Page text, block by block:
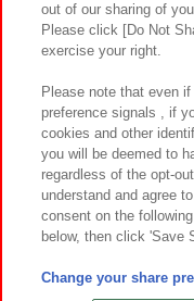
プライバシーポリシー
お取引先さまと
カスタマーハラスメント対
out of our sharing of
Please click [Do Not
exercise your right.
Please note that even
preference signals , if
cookies and other
you will be deemed to
regardless of the opt-
understand and agree
consent on the
below, then click 'Save
Change your share